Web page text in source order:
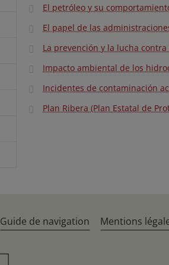
El petróleo y su
El papel de las
La prevención y la lucha
Impacto ambiental de los
Incidentes de contaminación
Plan Ribera (Plan Estatal de
Guide de navigation Mentions